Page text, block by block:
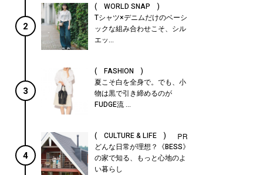
2
( WORLD SNAP )
Tシャツ×デニムだけのベーシ
ックな組み合わせこそ、シル
エッ...
3
( FASHION )
夏こそ白を全身で。でも、小
物は黒で引き締めるのが
FUDGE流 ...
4
( CULTURE & LIFE )
どんな日常が理想？《BESS》
の家で知る、もっと心地のよ
い暮らし